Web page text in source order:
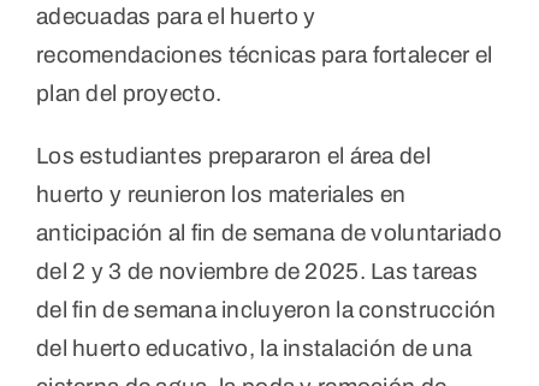
adecuadas para el huerto y
recomendaciones técnicas para fortalecer el
plan del proyecto.
Los estudiantes prepararon el área del
huerto y reunieron los materiales en
anticipación al fin de semana de voluntariado
del 2 y 3 de noviembre de 2025. Las tareas
del fin de semana incluyeron la construcción
del huerto educativo, la instalación de una